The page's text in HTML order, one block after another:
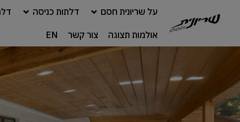
על שריונית חסם דלתות כניסה
אולמות תצוגה צור קשר EN